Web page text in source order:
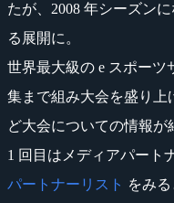
たが、2008 年シーズン
る展開に。
世界最大級の e スポーツ
集まで組み大会を盛り上
ど大会についての情報が
1 回目はメディアパート
パートナーリスト をみ